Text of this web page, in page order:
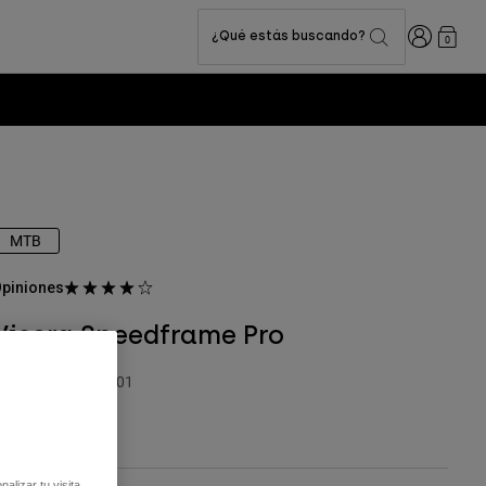
¿Qué estás buscando? Iniciar0
MTB
Speedframe Pro
26401